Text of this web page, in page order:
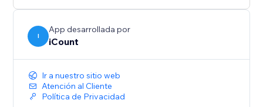
I
App desarrollada por
iCount
Ir a nuestro sitio web
Atención al Cliente
Política de Privacidad